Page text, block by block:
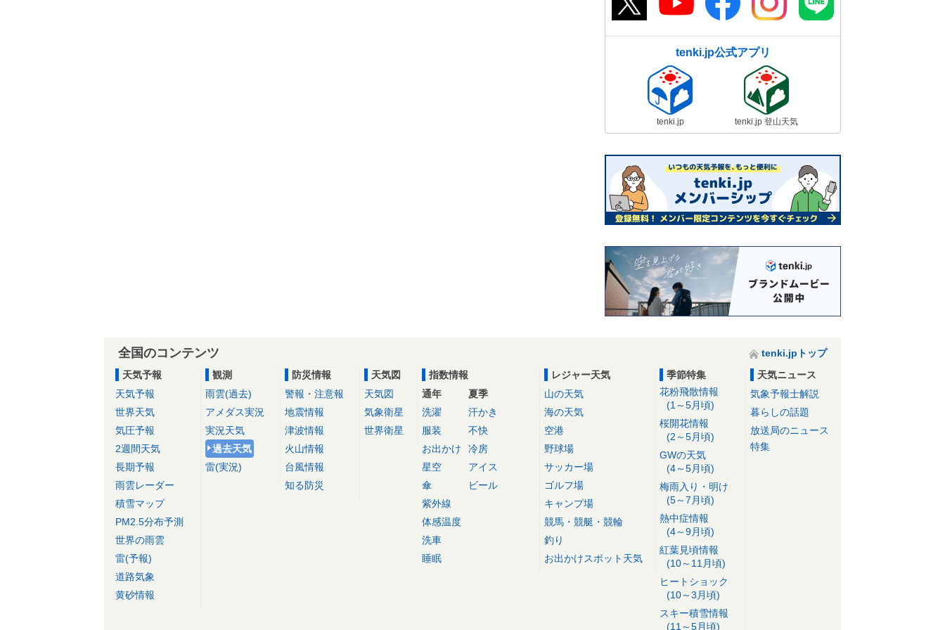
tenki.jp公式アプリ
tenki.jp tenki.jp 登山天気
全国のコンテンツ
tenki.jpトップ
天気予報
天気予報
世界天気
気圧予報
2週間天気
長期予報
雨雲レーダー
積雪マップ
PM2.5分布予測
世界の雨雲
雷(予報)
道路気象
黄砂情報
観測
雨雲(過去)
アメダス実況
実況天気
過去天気
雷(実況)
防災情報
警報・注意報
地震情報
津波情報
火山情報
台風情報
知る防災
天気図
天気図
気象衛星
世界衛星
指数情報
通年
洗濯
服装
お出かけ
星空
傘
紫外線
体感温度
洗車
睡眠
夏季
汗かき
不快
冷房
アイス
ビール
レジャー天気
山の天気
海の天気
空港
野球場
サッカー場
ゴルフ場
キャンプ場
競馬・競艇・競輪
釣り
お出かけスポット天気
季節特集
花粉飛散情報
(1～5月頃)
桜開花情報
(2～5月頃)
GWの天気
(4～5月頃)
梅雨入り・明け
(5～7月頃)
熱中症情報
(4～9月頃)
紅葉見頃情報
(10～11月頃)
ヒートショック
(10～3月頃)
スキー積雪情報
(11～5月頃)
天気ニュース
気象予報士解説
暮らしの話題
放送局のニュース
特集